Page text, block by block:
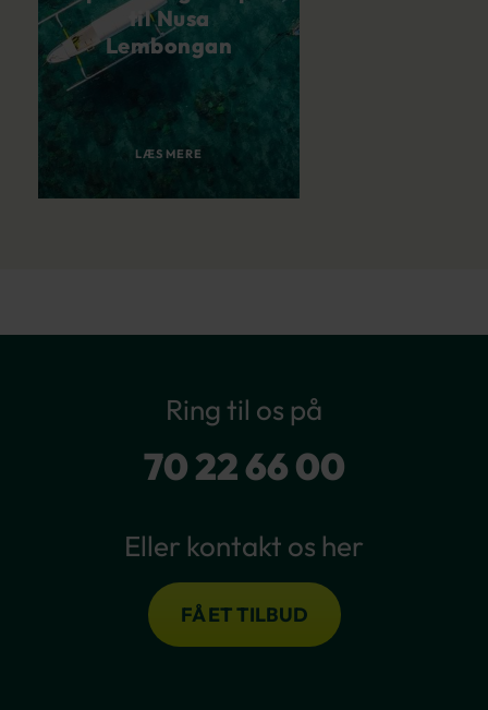
til Nusa
Lembongan
LÆS MERE
Ring til os på
70 22 66 00
Eller kontakt os her
FÅ ET TILBUD